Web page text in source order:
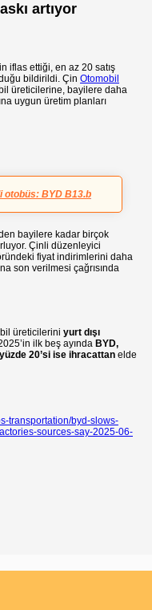
artıyor
iflas ettiği, en az 20 satış
bildirildi. Çin Otomobil
üreticilerine, bayilere daha
uygun üretim planları
otobüs: BYD B13.b
bayilere kadar birçok
Çinli düzenleyici
fiyat indirimlerini daha
son verilmesi çağrısında
üreticilerini yurt dışı
ilk beş ayında BYD,
20’si ise ihracattan elde
transportation/byd-slows-
sources-say-2025-06-